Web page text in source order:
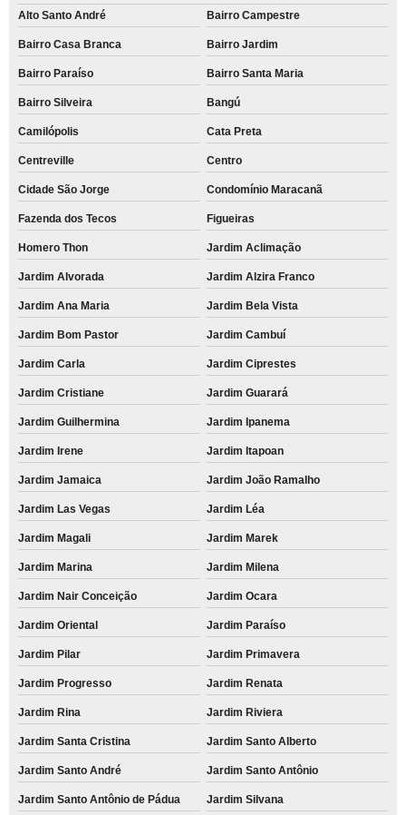
onde faço comodato de impressora a laser colorida Bairro Casa Branca
empresa que faz comodato de impressora a laser multifuncional Vila
Príncipe de Gales
onde faço comodato de impressora para escritório Jardim Milena
onde faço comodato de impressora multifuncional Cata Preta
comodato de impressora multifuncional valores Jardim Aclimação
comodato de impressora multifuncional para escritório Parque Erasmo
Assunção
comodato de impressoras multifuncional para empresa San Diego Park
comodato de impressora a laser colorida valores Jardim Alvorada
comodato de impressora a laser colorida Bairro Jardim
empresa que faz comodato de impressora multifuncional para empresa
Tamanduateí 7
onde faço comodato de impressora a laser colorida Bairro Casa Branca
comodato de impressora multifuncional para empresa valores Vila Santa
Tereza
empresa que faz comodato de impressora para evento Centreville
comodato de impressoras a laser monocromática Cajamar
onde faço comodato de impressora a laser multifuncional Santa Terezinha
empresa que faz comodato de impressora a laser multifuncional colorida
São Caetano do Sul
comodato de impressoras para escritório Jardim Paraíso
comodato de impressoras a laser colorida Jardim Irene
empresa que faz comodato de impressora multifuncional Água Branca
Alto Santo André Bairro Campestre
Bairro Casa Branca Bairro Jardim
Bairro Paraíso Bairro Santa Maria
Bairro Silveira Bangú
Camilópolis Cata Preta
Centreville Centro
Cidade São Jorge Condomínio Maracanã
Fazenda dos Tecos Figueiras
Homero Thon Jardim Aclimação
Jardim Alvorada Jardim Alzira Franco
Jardim Ana Maria Jardim Bela Vista
Jardim Bom Pastor Jardim Cambuí
Jardim Carla Jardim Ciprestes
Jardim Cristiane Jardim Guarará
Jardim Guilhermina Jardim Ipanema
Jardim Irene Jardim Itapoan
Jardim Jamaica Jardim João Ramalho
Jardim Las Vegas Jardim Léa
Jardim Magali Jardim Marek
Jardim Marina Jardim Milena
Jardim Nair Conceição Jardim Ocara
Jardim Oriental Jardim Paraíso
Jardim Pilar Jardim Primavera
Jardim Progresso Jardim Renata
Jardim Rina Jardim Riviera
Jardim Santa Cristina Jardim Santo Alberto
Jardim Santo André Jardim Santo Antônio
Jardim Santo Antônio de Pádua Jardim Silvana